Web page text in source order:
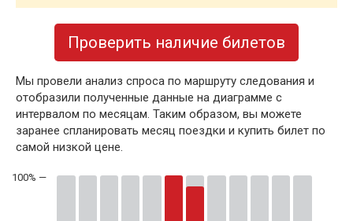
Проверить наличие билетов
Мы провели анализ спроса по маршруту следования и
отобразили полученные данные на диаграмме с
интервалом по месяцам. Таким образом, вы можете
заранее спланировать месяц поездки и купить билет по
самой низкой цене.